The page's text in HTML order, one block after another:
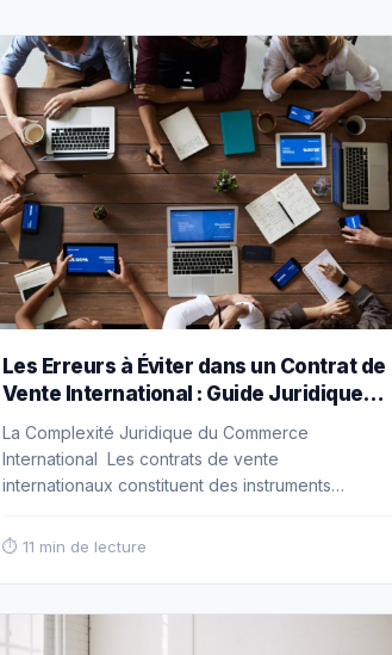
Les Erreurs à Éviter dans un Contrat de
Vente International : Guide Juridique
Complet
La Complexité Juridique du Commerce
International Les contrats de vente
internationaux constituent des instruments
supérieure aux contrats domestiques, intégrant
considérations de droit international privé, des
implications fiscales transfrontalières et des
risques géopolitiques et de change. Cette
⏱ 11 min de lecture